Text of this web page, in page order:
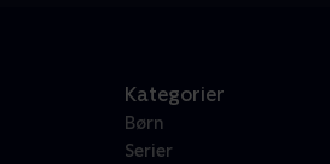
Kategorier
Børn
Serier